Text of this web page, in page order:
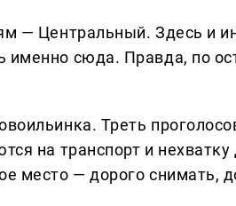
— Центральный. Здесь и
именно сюда. Правда, по
Треть
на транспорт и
место — дорого снимать,